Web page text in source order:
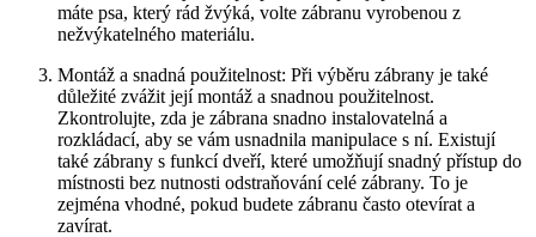
máte psa, který rád žvýká, volte zábranu vyrobenou z
‍nežvýkatelného ⁣materiálu.
Montáž a snadná použitelnost: ⁣Při ​výběru ‍zábrany je‍ také
důležité‍ zvážit její ‌montáž a⁣ snadnou použitelnost.
Zkontrolujte, zda je‍ zábrana⁤ snadno instalovatelná a
⁤rozkládací, aby se ⁤vám usnadnila manipulace s ní. ‍Existují⁣
také zábrany s funkcí dveří,​ které umožňují snadný přístup do⁤
místnosti ‌bez ⁢nutnosti odstraňování celé zábrany. To‍ je‌
zejména vhodné, pokud budete zábranu často otevírat a
zavírat.